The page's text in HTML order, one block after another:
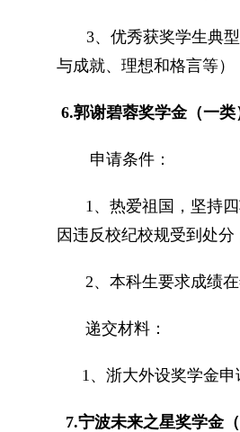
3、优秀获奖学生典
与成就、理想和格言等）
6.郭谢碧蓉奖学金（一类
申请条件：
1、热爱祖国，坚持
因违反校纪校规受到处分
2、本科生要求成绩
递交材料：
1、浙大外设奖学金申
7.宁波未来之星奖学金（